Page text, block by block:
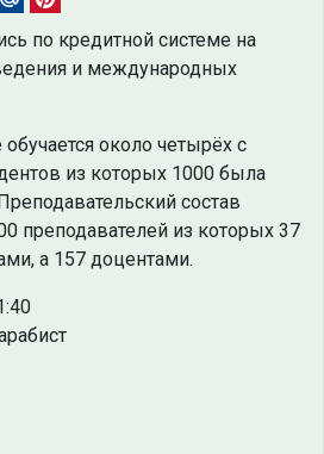
по кредитной системе на
и международных
обучается около четырёх с
из которых 1000 была
состав
преподавателей из которых 37
а 157 доцентами.